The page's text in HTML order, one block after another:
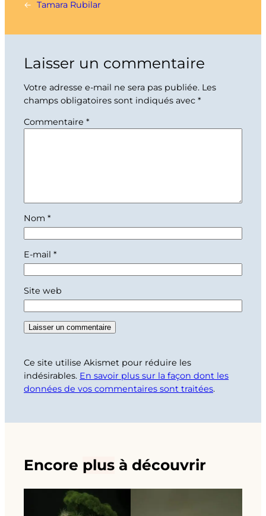
← Tamara Rubilar
Laisser un commentaire
Votre adresse e-mail ne sera pas publiée. Les
champs obligatoires sont indiqués avec *
Commentaire *
Nom *
E-mail *
Site web
Ce site utilise Akismet pour réduire les
indésirables. En savoir plus sur la façon dont les
données de vos commentaires sont traitées.
Encore plus à découvrir